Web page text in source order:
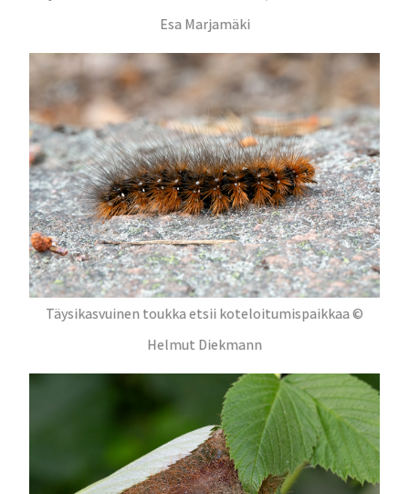
Esa Marjamäki
Täysikasvuinen toukka etsii koteloitumispaikkaa ©
Helmut Diekmann